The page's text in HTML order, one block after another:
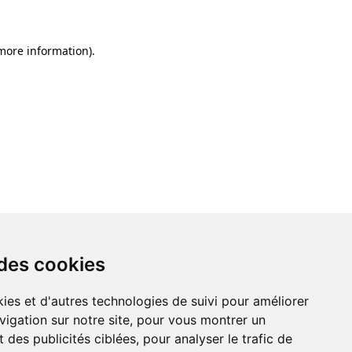
cookies
et d'autres technologies de suivi pour améliorer
sur notre site, pour vous montrer un
des publicités ciblées, pour analyser le trafic de
information).